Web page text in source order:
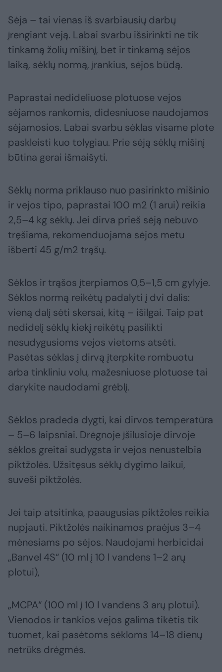
Sėja – tai vienas iš svarbiausių darbų
įrengiant veją. Labai svarbu išsirinkti ne tik
tinkamą žolių mišinį, bet ir tinkamą sėjos
laiką, sėklų normą, įrankius, sėjos būdą.
Paprastai nedideliuose plotuose vejos
sėjamos rankomis, didesniuose naudojamos
sėjamosios. Labai svarbu sėklas visame plote
paskleisti kuo tolygiau. Prie sėją sėklų mišinį
būtina gerai išmaišyti.
Sėklų norma priklauso nuo pasirinkto mišinio
ir vejos tipo, paprastai 100 m2 (1 arui) reikia
2,5–4 kg sėklų. Jei dirva prieš sėją nebuvo
tręšiama, rekomenduojama sėjos metu
išberti 45 g/m2 trąšų.
Sėklos ir trąšos įterpiamos 0,5–1,5 cm gylyje.
Sėklos normą reikėtų padalyti į dvi dalis:
vieną dalį sėti skersai, kitą – išilgai. Taip pat
nedidelį sėklų kiekį reikėtų pasilikti
nesudygusioms vejos vietoms atsėti.
Pasėtas sėklas į dirvą įterpkite rombuotu
arba tinkliniu volu, mažesniuose plotuose tai
darykite naudodami grėblį.
Sėklos pradeda dygti, kai dirvos temperatūra
– 5–6 laipsniai. Drėgnoje įšilusioje dirvoje
sėklos greitai sudygsta ir vejos nenustelbia
piktžolės. Užsitęsus sėklų dygimo laikui,
suveši piktžolės.
Jei taip atsitinka, paaugusias piktžoles reikia
nupjauti. Piktžolės naikinamos praėjus 3–4
mėnesiams po sėjos. Naudojami herbicidai
„Banvel 4S“ (10 ml į 10 l vandens 1–2 arų
plotui),
„MCPA“ (100 ml į 10 l vandens 3 arų plotui).
Vienodos ir tankios vejos galima tikėtis tik
tuomet, kai pasėtoms sėkloms 14–18 dienų
netrūks drėgmės.